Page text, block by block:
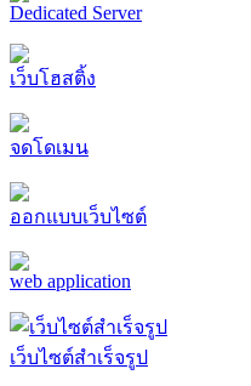
Dedicated Server
เว็บโฮสติ้ง
จดโดเมน
ออกแบบเว็บไซต์
web application
เว็บไซต์สำเร็จรูป